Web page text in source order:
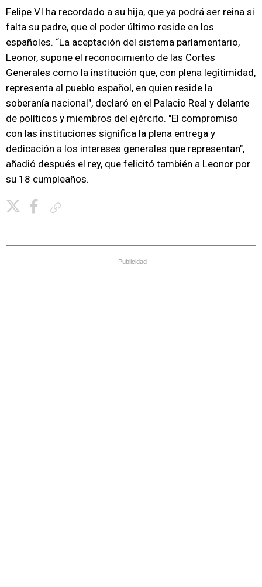
Felipe VI ha recordado a su hija, que ya podrá ser reina si
falta su padre, que el poder último reside en los
españoles. “La aceptación del sistema parlamentario,
Leonor, supone el reconocimiento de las Cortes
Generales como la institución que, con plena legitimidad,
representa al pueblo español, en quien reside la
soberanía nacional", declaró en el Palacio Real y delante
de políticos y miembros del ejército. "El compromiso
con las instituciones significa la plena entrega y
dedicación a los intereses generales que representan",
añadió después el rey, que felicitó también a Leonor por
su 18 cumpleaños.
Publicidad